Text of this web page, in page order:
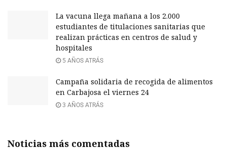
La vacuna llega mañana a los 2.000
estudiantes de titulaciones sanitarias que
realizan prácticas en centros de salud y
hospitales
5 AÑOS ATRÁS
Campaña solidaria de recogida de alimentos
en Carbajosa el viernes 24
3 AÑOS ATRÁS
Noticias más comentadas